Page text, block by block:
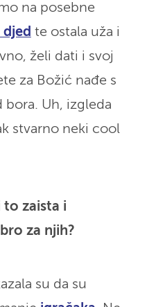
na posebne
djed te ostala uža i
želi dati i svoj
za Božić nađe s
bora. Uh, izgleda
stvarno neki cool
to zaista i
za njih?
su da su